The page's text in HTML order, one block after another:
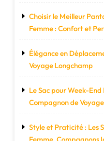
Choisir le Meilleur
Femme : Confort et
Élégance en
Voyage Longchamp
Le Sac pour Week-
Compagnon de
Style et Praticité : Les